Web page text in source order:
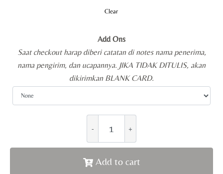
Clear
Add Ons
Saat checkout harap diberi catatan di notes nama penerima,
nama pengirim, dan ucapannya. JIKA TIDAK DITULIS, akan
dikirimkan BLANK CARD.
Add to cart